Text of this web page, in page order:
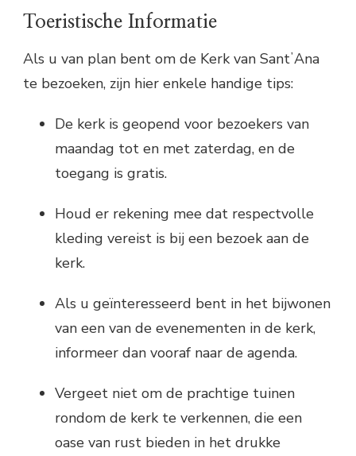
Toeristische Informatie
Als u van plan bent om de Kerk van SantʼAna
te bezoeken, zijn hier enkele handige tips:
De kerk is geopend voor bezoekers van
maandag tot en met zaterdag, en de
toegang is gratis.
Houd er rekening mee dat respectvolle
kleding vereist is bij een bezoek aan de
kerk.
Als u geïnteresseerd bent in het bijwonen
van een van de evenementen in de kerk,
informeer dan vooraf naar de agenda.
Vergeet niet om de prachtige tuinen
rondom de kerk te verkennen, die een
oase van rust bieden in het drukke